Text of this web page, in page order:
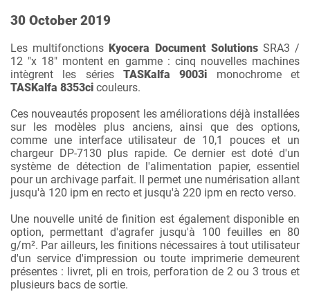
30 October 2019
Les multifonctions Kyocera Document SolutionsSRA3 /
12 "x 18" montent en gamme : cinq nouvelles machines
intègrent les séries TASKalfa 9003i monochrome et
TASKalfa 8353ci couleurs.
Ces nouveautés proposent les améliorations déjà installées
sur les modèles plus anciens, ainsi que des options,
comme une interface utilisateur de 10,1 pouces et un
chargeur DP-7130 plus rapide. Ce dernier est doté d'un
système de détection de l'alimentation papier, essentiel
pour un archivage parfait. Il permet une numérisation allant
jusqu'à 120 ipm en recto et jusqu'à 220 ipm en recto verso.
Une nouvelle unité de finition est également disponible en
option, permettant d'agrafer jusqu'à 100 feuilles en 80
g/m². Par ailleurs, les finitions nécessaires à tout utilisateur
d'un service d'impression ou toute imprimerie demeurent
présentes : livret, pli en trois, perforation de 2 ou 3 trous et
plusieurs bacs de sortie.